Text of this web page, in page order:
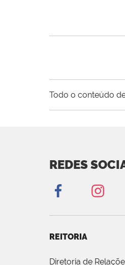
Todo o conteúdo
REDES
REITORIA
Diretoria de